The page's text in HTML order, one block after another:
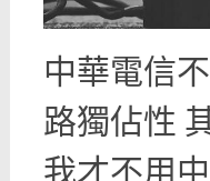
中華電信
路獨佔性
我才不用